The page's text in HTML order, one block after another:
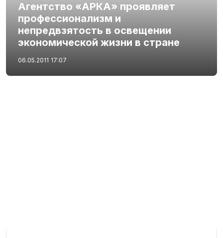
Агентство «АРКА» проявляет
профессионализм и
непредвзятость в освещении
экономической жизни в стране
06.05.2011 17:07